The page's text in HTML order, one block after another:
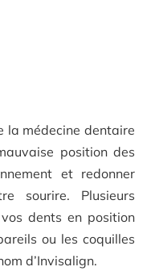
la médecine dentaire
position des
et redonner
sourire. Plusieurs
dents en position
ou les coquilles
d’Invisalign.